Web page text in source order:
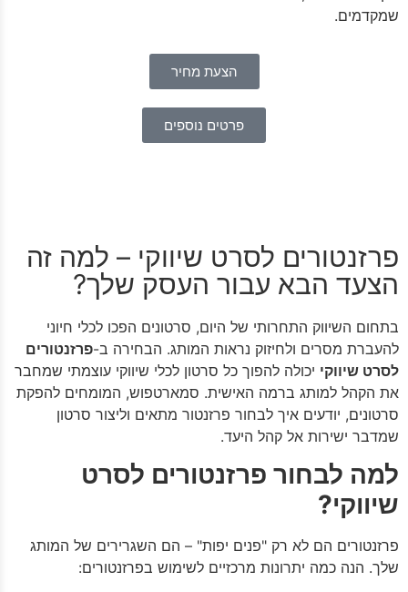
הצעת מחיר
פרטים נוספים
פרזנטורים לסרט שיווקי – למה זה
הצעד הבא עבור העסק שלך?
בתחום השיווק התחרותי של היום, סרטונים הפכו לכלי חיוני
להעברת מסרים ולחיזוק נראות המותג. הבחירה ב-פרזנטורים
לסרט שיווקי יכולה להפוך כל סרטון לכלי שיווקי עוצמתי שמחבר
את הקהל למותג ברמה האישית. סמארטפוש, המומחים להפקת
סרטונים, יודעים איך לבחור פרזנטור מתאים וליצור סרטון
שמדבר ישירות אל קהל היעד.
למה לבחור פרזנטורים לסרט
שיווקי?
פרזנטורים הם לא רק "פנים יפות" – הם השגרירים של המותג
שלך. הנה כמה יתרונות מרכזיים לשימוש בפרזנטורים: